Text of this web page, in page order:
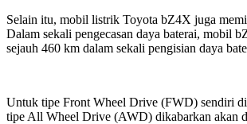
Selain itu, mobil listrik Toyota bZ4X juga
Dalam sekali pengecasan daya baterai, mobil
sejauh 460 km dalam sekali pengisian daya
Untuk tipe Front Wheel Drive (FWD) sendiri
tipe All Wheel Drive (AWD) dikabarkan akan